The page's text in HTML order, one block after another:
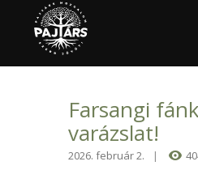
Farsangi fánk
varázslat!
2026. február 2.